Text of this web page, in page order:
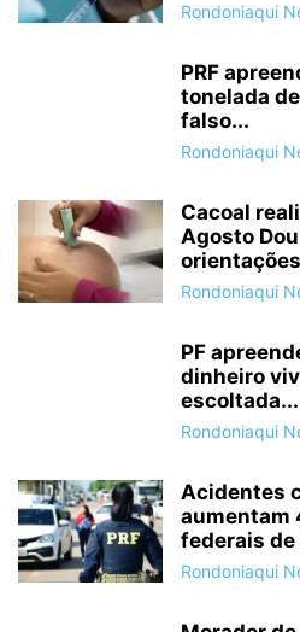
Rondoniaqui
PRF
tonelada
falso...
Rondoniaqui
Cacoal
Agosto
Rondoniaqui
PF
dinheiro
escoltada...
Rondoniaqui
Acidentes
aumentam
federais de
Rondoniaqui